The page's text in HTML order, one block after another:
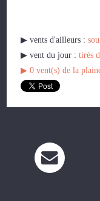
▶︎ vents d'ailleurs :
▶︎ vent du jour :tirés
▶︎ 0 vent(s) de la